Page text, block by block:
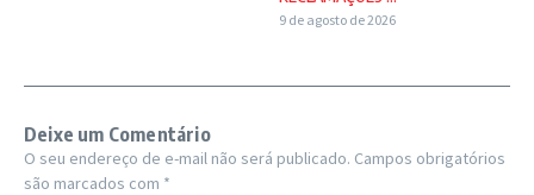
9 de agosto de 2026
Deixe um Comentário
O seu endereço de e-mail não será publicado. Campos obrigatórios
são marcados com *